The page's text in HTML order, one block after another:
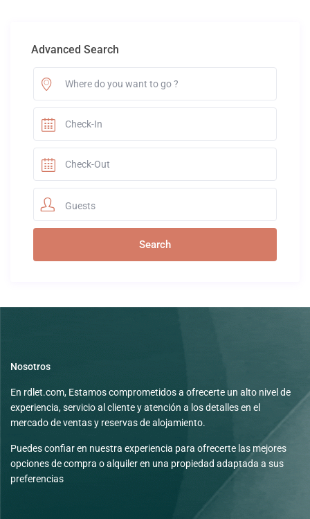
Advanced Search
Guests
Nosotros
En rdlet.com, Estamos comprometidos a ofrecerte un alto nivel de
experiencia, servicio al cliente y atención a los detalles en el
mercado de ventas y reservas de alojamiento.
Puedes confiar en nuestra experiencia para ofrecerte las mejores
opciones de compra o alquiler en una propiedad adaptada a sus
preferencias